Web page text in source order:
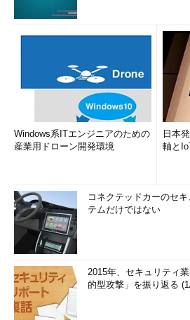
Windows系ITエンジニアのための
産業用ドローン開発環境
日本
軸と
コネクテッドカーのセ
テムだけではない
2015年、セキュリティ
的型攻撃」を振り返る